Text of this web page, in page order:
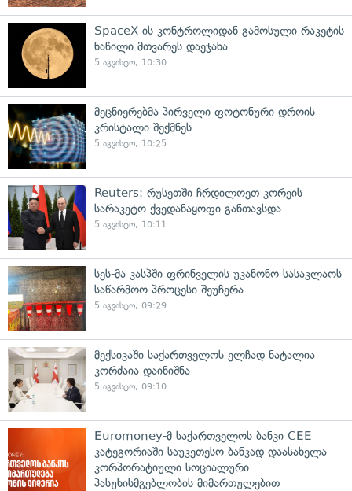
SpaceX-ის კონტროლიდან გამოსული რაკეტის
ნაწილი მთვარეს დაეჯახა
5 აგვისტო, 10:30
მეცნიერებმა პირველი ფოტონური დროის
კრისტალი შექმნეს
5 აგვისტო, 10:25
Reuters: რუსეთში ჩრდილოეთ კორეის
სარაკეტო ქვედანაყოფი განთავსდა
5 აგვისტო, 10:11
სეს-მა კასპში ფრინველის უკანონო სასაკლაოს
საწარმოო პროცესი შეუჩერა
5 აგვისტო, 09:29
მექსიკაში საქართველოს ელჩად ნატალია
კორძაია დაინიშნა
5 აგვისტო, 09:10
Euromoney-მ საქართველოს ბანკი CEE
კატეგორიაში საუკეთესო ბანკად დაასახელა
კორპორატიული სოციალური
პასუხისმგებლობის მიმართულებით